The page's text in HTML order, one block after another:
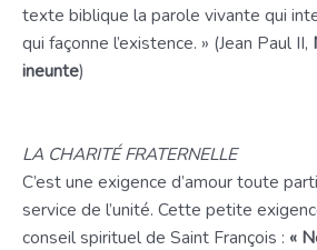
texte biblique la parole vivante qui
qui façonne l’existence. » (Jean Paul II,
ineunte)
LA CHARITÉ FRATERNELLE
C’est une exigence d’amour toute
service de l’unité. Cette petite
conseil spirituel de Saint François : «